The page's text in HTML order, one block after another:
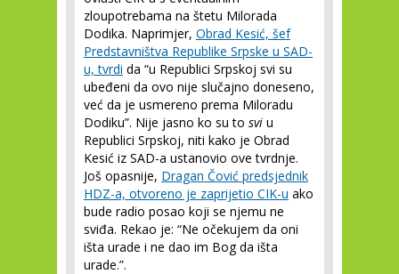
zloupotrebama na štetu Milorada
Dodika. Naprimjer, Obrad Kesić, šef
Predstavništva Republike Srpske u SAD-
u, tvrdi da “u Republici Srpskoj svi su
ubeđeni da ovo nije slučajno doneseno,
već da je usmereno prema Miloradu
Dodiku”. Nije jasno ko su to svi u
Republici Srpskoj, niti kako je Obrad
Kesić iz SAD-a ustanovio ove tvrdnje.
Još opasnije, Dragan Čović predsjednik
HDZ-a, otvoreno je zaprijetio CIK-u ako
bude radio posao koji se njemu ne
sviđa. Rekao je: “Ne očekujem da oni
išta urade i ne dao im Bog da išta
urade.”.